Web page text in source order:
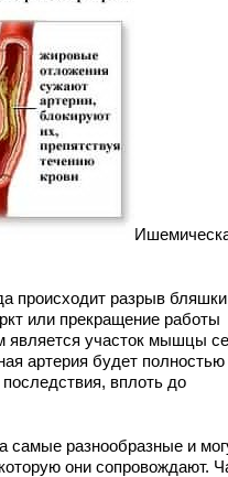
происходит разрыв
или прекращение работы
участок мышцы
артерия будет полностью
вплоть до
разнообразные и
они сопровождают.